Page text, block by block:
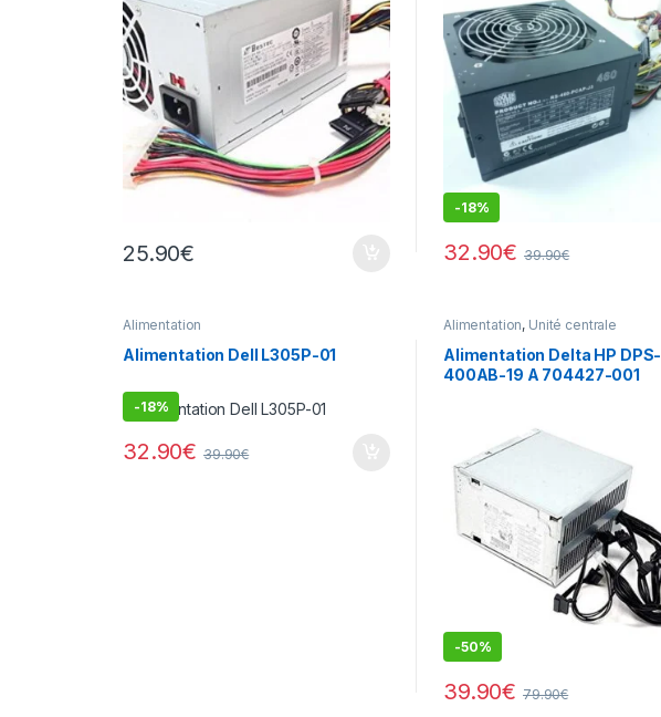
25.90€
-18%
32.90€ 39.90€
Alimentation
Alimentation Dell L305P-01
-18%
32.90€ 39.90€
Alimentation, Unité centrale
Alimentation Delta HP DPS-
400AB-19 A 704427-001
-50%
39.90€ 79.90€